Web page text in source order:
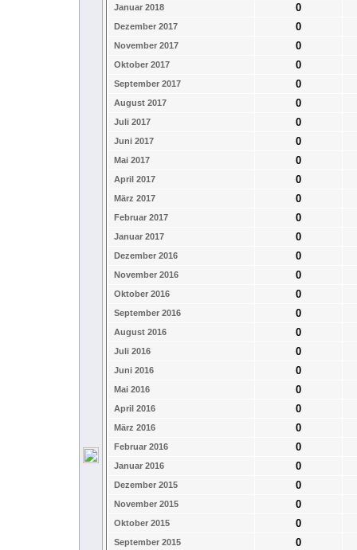
Januar 2018 0
Dezember 2017 0
November 2017 0
Oktober 2017 0
September 2017 0
August 2017 0
Juli 2017 0
Juni 2017 0
Mai 2017 0
April 2017 0
März 2017 0
Februar 2017 0
Januar 2017 0
Dezember 2016 0
November 2016 0
Oktober 2016 0
September 2016 0
August 2016 0
Juli 2016 0
Juni 2016 0
Mai 2016 0
April 2016 0
März 2016 0
Februar 2016 0
Januar 2016 0
Dezember 2015 0
November 2015 0
Oktober 2015 0
September 2015 0